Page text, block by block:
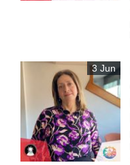
3 Jun